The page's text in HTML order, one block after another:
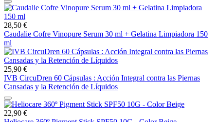
28,50 €
Caudalie Cofre Vinopure Serum 30 ml + Gelatina Limpiadora 150
ml
25,90 €
IVB CircuDren 60 Cápsulas : Acción Integral contra las Piernas
Cansadas y la Retención de Líquidos
22,90 €